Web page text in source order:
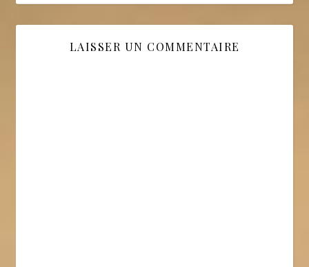
LAISSER UN COMMENTAIRE